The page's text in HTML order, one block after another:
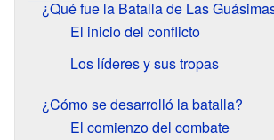
¿Qué fue la Batalla de Las
El inicio del conflicto
Los líderes y sus tropas
¿Cómo se desarrolló la batalla?
El comienzo del combate